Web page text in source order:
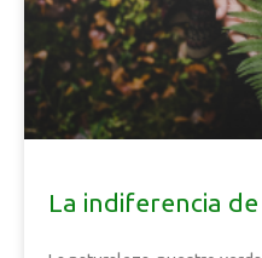
La indiferencia